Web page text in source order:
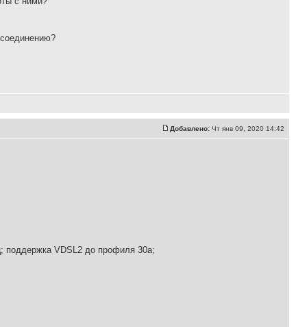
Добавлено: Чт янв 09, 2020 14:42
поддержка VDSL2 до профиля 30а;